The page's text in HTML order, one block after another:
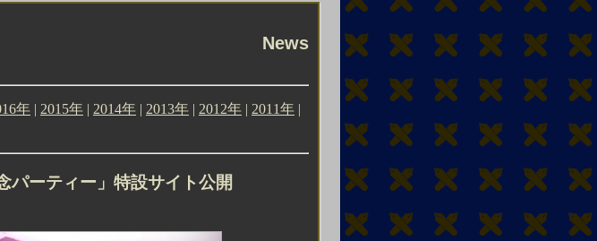
News
年 | 2015年 | 2014年 | 2013年 | 2012年 | 2011年 |
パーティー」特設サイト公開